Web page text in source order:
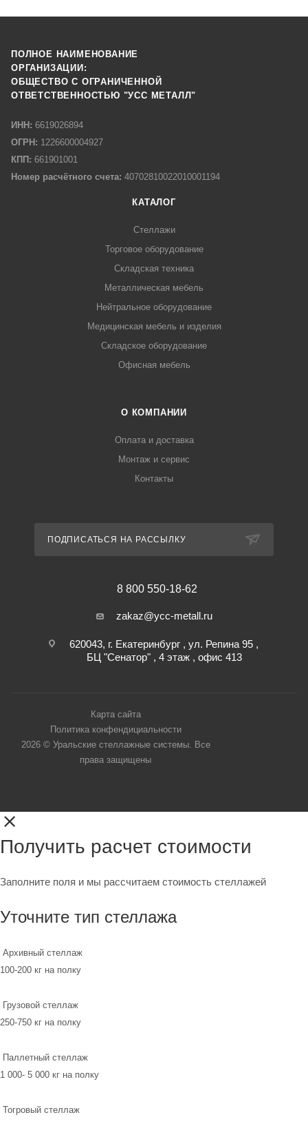
ПОЛНОЕ НАИМЕНОВАНИЕ
ОРГАНИЗАЦИИ:
ОБЩЕСТВО С ОГРАНИЧЕННОЙ
ОТВЕТСТВЕННОСТЬЮ "УСС МЕТАЛЛ"
ИНН: 6619026894
ОГРН: 1226600004927
КПП: 661901001
Номер расчётного счета: 40702810022010001194
КАТАЛОГ
Стеллажи
Торговое оборудование
Складская техника
Металлическая мебель
Нейтральное оборудование
Медицинская мебель и изделия
Складское оборудование
Офисная мебель
О КОМПАНИИ
Оплата и доставка
Монтаж и сервис
Контакты
ПОДПИСАТЬСЯ НА РАССЫЛКУ
8 800 550-18-62
zakaz@ycc-metall.ru
620043, г. Екатеринбург , ул. Репина 95 ,
БЦ "Сенатор" , 4 этаж , офис 413
Карта сайта
Политика конфендициальности
2026 © Уральские стеллажные системы. Все
права защищены
Получить расчет стоимости
Заполните поля и мы рассчитаем стоимость стеллажей
Уточните тип стеллажа
Архивный стеллаж
100-200 кг на полку
Грузовой стеллаж
250-750 кг на полку
Паллетный стеллаж
1 000- 5 000 кг на полку
Тогровый стеллаж